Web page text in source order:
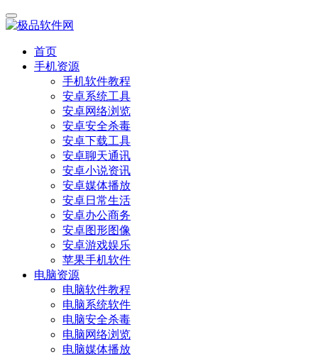
首页
手机资源
手机软件教程
安卓系统工具
安卓网络浏览
安卓安全杀毒
安卓下载工具
安卓聊天通讯
安卓小说资讯
安卓媒体播放
安卓日常生活
安卓办公商务
安卓图形图像
安卓游戏娱乐
苹果手机软件
电脑资源
电脑软件教程
电脑系统软件
电脑安全杀毒
电脑网络浏览
电脑媒体播放